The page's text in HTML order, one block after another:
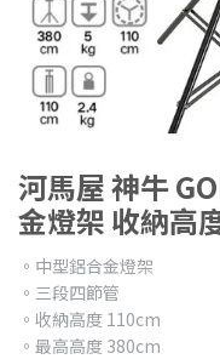
河馬屋 神牛
金燈架 收納高
。中型鋁合金燈架
。三段四節管
。收納高度 110cm
。最高高度 380cm